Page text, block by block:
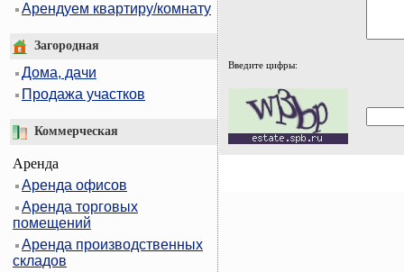
Арендуем квартиру/комнату
Загородная
Дома, дачи
Продажа участков
Коммерческая
Аренда
Аренда офисов
Аренда торговых
помещений
Аренда производственных
складов
Введите цифры: